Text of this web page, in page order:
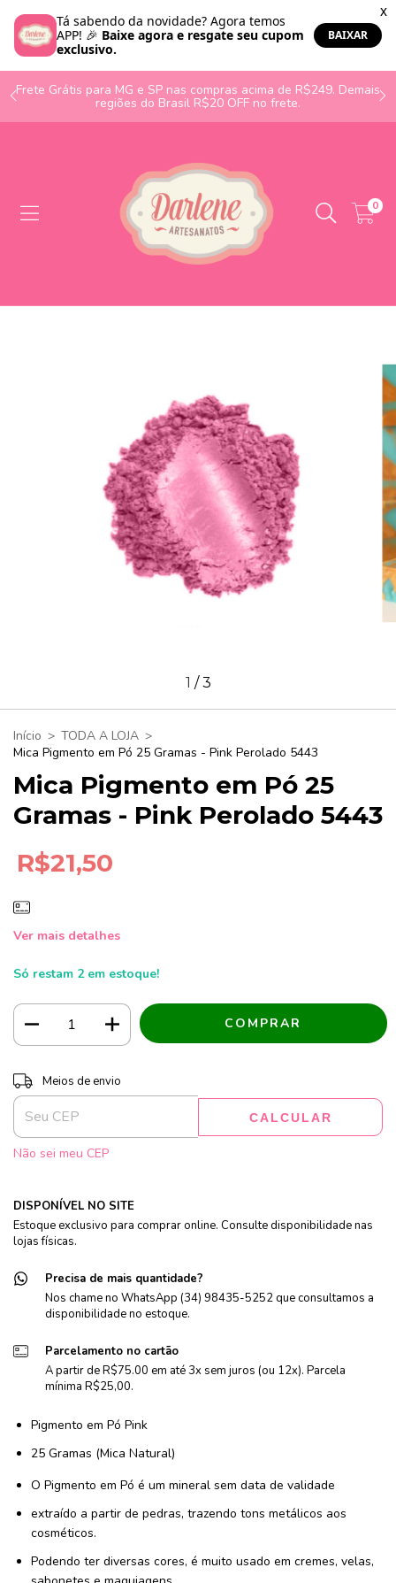
Frete Grátis para MG e SP nas compras acima de R$249. Demais
regiões do Brasil R$20 OFF no frete.
0
1 /3
Início > TODA A LOJA >
Mica Pigmento em Pó 25 Gramas - Pink Perolado 5443
Mica Pigmento em Pó 25
Gramas - Pink Perolado 5443
R$21,50
Ver mais detalhes
Só restam 2em estoque!
Entregas para o CEP:
Meios de envio
CALCULAR
Não sei meu CEP
DISPONÍVEL NO SITE
Estoque exclusivo para comprar online. Consulte disponibilidade nas
lojas físicas.
Precisa de mais quantidade?
Nos chame no WhatsApp (34) 98435-5252 que consultamos a
disponibilidade no estoque.
Parcelamento no cartão
A partir de R$75.00 em até 3x sem juros (ou 12x). Parcela
mínima R$25,00.
Pigmento em Pó Pink
25 Gramas (Mica Natural)
O Pigmento em Pó é um mineral sem data de validade
extraído a partir de pedras, trazendo tons metálicos aos
cosméticos.
Podendo ter diversas cores, é muito usado em cremes, velas,